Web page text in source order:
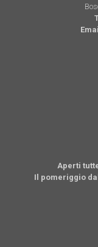
Aperti
Il pomeriggio